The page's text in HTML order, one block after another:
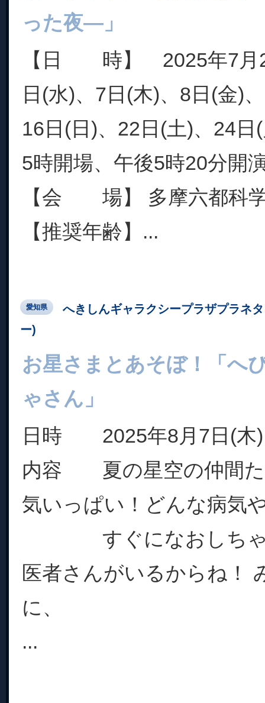
った夜―」
【日 時】 2025年7月
日(水)、7日(木)、8日(金)
16日(日)、22日(土)、24日
5時開場、午後5時20分開
【会 場】 多摩六都科
【推奨年齢】...
愛知県
へきしんギャラクシープラザプラネ
ー)
お星さまとあそぼ！「へ
ゃさん」
日時 2025年8月7日(木
内容 夏の星空の仲間た
気いっぱい！どんな病気
すぐになおしちゃ
医者さんがいるからね！
に、
...